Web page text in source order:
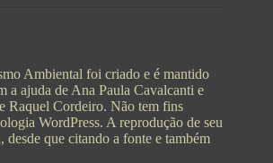
Ambiental foi criado e é mantido
a ajuda de Ana Paula Cavalcanti e
Raquel Cordeiro. Não tem fins
WordPress. A reprodução de seu
desde que citando a fonte e também